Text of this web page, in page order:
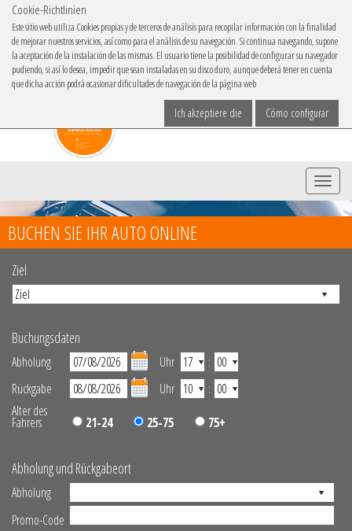
Cookie-Richtlinien
Este sitio web utiliza Cookies propias y de terceros de análisis para recopilar información con la finalidad
de mejorar nuestros servicios, así como para el análisis de su navegación. Si continua navegando, supone
la aceptación de la instalación de las mismas. El usuario tiene la posibilidad de configurar su navegador
pudiendo, si así lo desea, impedir que sean instaladas en su disco duro, aunque deberá tener en cuenta
que dicha acción podrá ocasionar dificultades de navegación de la página web
Cómo configurar
Ich akzeptiere die
Sprache
Menü
BUCHEN SIE IHR AUTO ONLINE
Ziel
Buchungsdaten
Abholung Uhr
:
Rückgabe
Uhr
:
Alter des
Fahrers 21-24 25-75 75+
Abholung und Rückgabeort
Abholung
Promo-Code